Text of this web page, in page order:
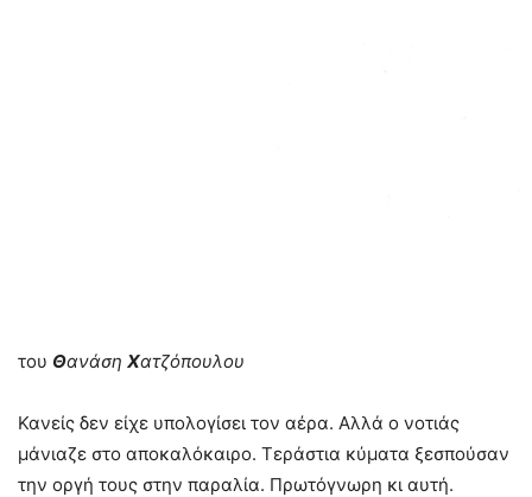
του Θανάση Χατζόπουλου
Κανείς δεν είχε υπολογίσει τον αέρα. Αλλά ο νοτιάς
μάνιαζε στο αποκαλόκαιρο. Τεράστια κύματα ξεσπούσαν
την οργή τους στην παραλία. Πρωτόγνωρη κι αυτή.